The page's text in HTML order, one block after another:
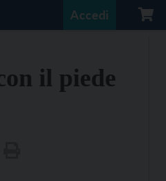
Accedi
il piede